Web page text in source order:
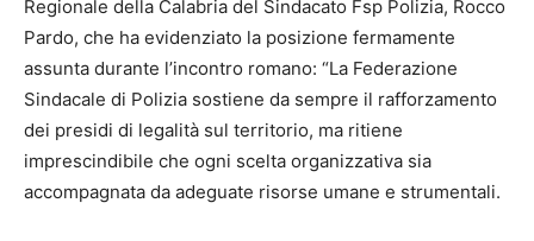
Regionale della Calabria del Sindacato Fsp Polizia, Rocco
Pardo, che ha evidenziato la posizione fermamente
assunta durante l’incontro romano: “La Federazione
Sindacale di Polizia sostiene da sempre il rafforzamento
dei presidi di legalità sul territorio, ma ritiene
imprescindibile che ogni scelta organizzativa sia
accompagnata da adeguate risorse umane e strumentali.